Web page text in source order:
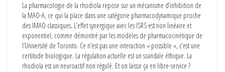
La pharmacologie de la rhodiola repose sur un mécanisme d’inhibition de
la MAO-A, ce qui la place dans une catégorie pharmacodynamique proche
des IMAO classiques. L’effet synergique avec les ISRS est non linéaire et
exponentiel, comme démontré par les modèles de pharmacocinétique de
l’Université de Toronto. Ce n’est pas une interaction « possible », c’est une
certitude biologique. La régulation actuelle est un scandale éthique. La
rhodiola est un neuroactif non régulé. Et on laisse ça en libre-service ?